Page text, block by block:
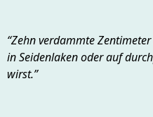
“Zehn verdammte
in Seidenlaken oder auf
wirst.”